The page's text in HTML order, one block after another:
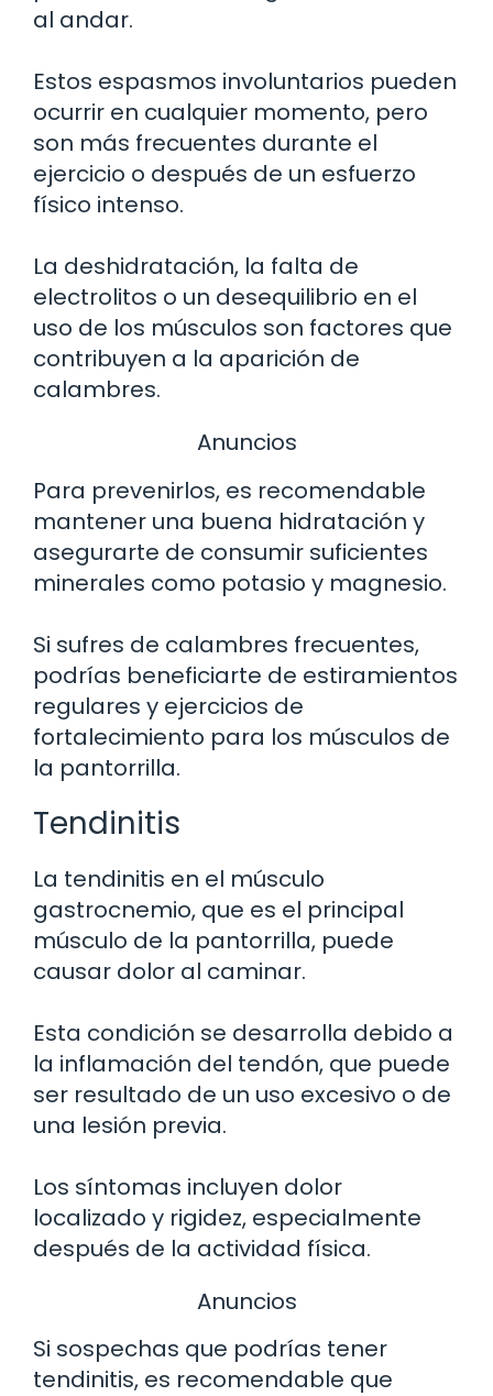
al andar.
Estos espasmos involuntarios pueden
ocurrir en cualquier momento, pero
son más frecuentes durante el
ejercicio o después de un esfuerzo
físico intenso.
La deshidratación, la falta de
electrolitos o un desequilibrio en el
uso de los músculos son factores que
contribuyen a la aparición de
calambres.
Anuncios
Para prevenirlos, es recomendable
mantener una buena hidratación y
asegurarte de consumir suficientes
minerales como potasio y magnesio.
Si sufres de calambres frecuentes,
podrías beneficiarte de estiramientos
regulares y ejercicios de
fortalecimiento para los músculos de
la pantorrilla.
Tendinitis
La tendinitis en el músculo
gastrocnemio, que es el principal
músculo de la pantorrilla, puede
causar dolor al caminar.
Esta condición se desarrolla debido a
la inflamación del tendón, que puede
ser resultado de un uso excesivo o de
una lesión previa.
Los síntomas incluyen dolor
localizado y rigidez, especialmente
después de la actividad física.
Anuncios
Si sospechas que podrías tener
tendinitis, es recomendable que